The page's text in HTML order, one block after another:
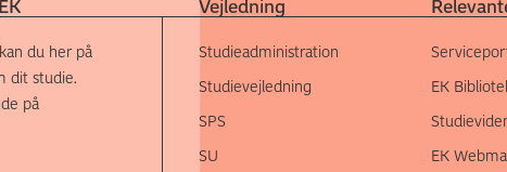
Vejledning
du her på
dit studie.
på
Studieadministration
Studievejledning
SPS
SU
EK
EK